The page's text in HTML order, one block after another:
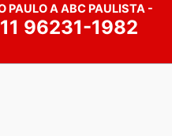
PAULO A ABC PAULISTA -
11 96231-1982